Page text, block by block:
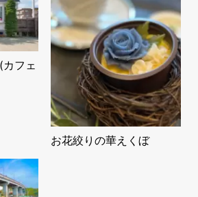
フェ
お花絞りの華えくぼ